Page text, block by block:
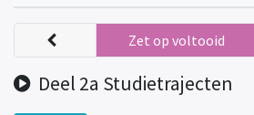
Deel 2a Studietrajecten
Zet op voltooid